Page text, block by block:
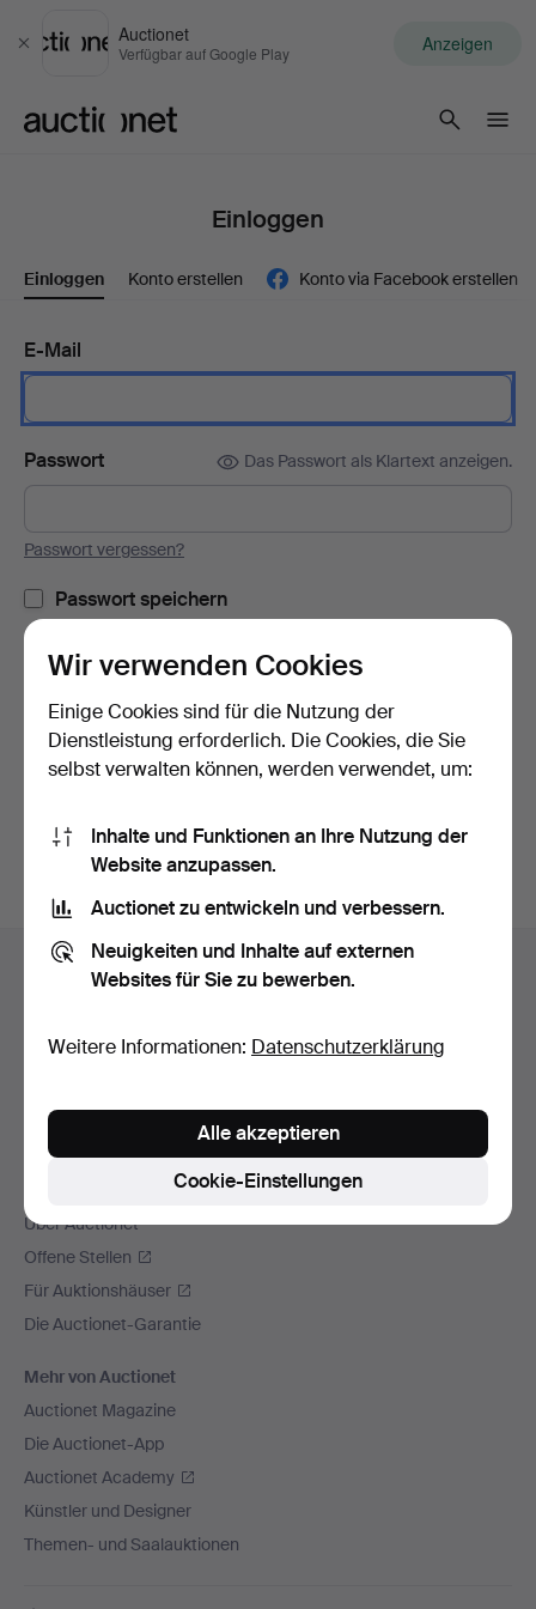
Schließen
Auctionet
Verfügbar auf Google Play Anzeigen
Einloggen
Einloggen Konto erstellen Konto via Facebook erstellen
E-Mail
Passwort Das Passwort als Klartext anzeigen.
Passwort vergessen?
Passwort speichern
Einloggen
oder hier via Facebook einloggen
Fußzeilen-
Navigation
Hilfe und Kontakt
Alle Auktionshäuser
Über Auctionet
Offene Stellen
Für Auktionshäuser
Die Auctionet-Garantie
Mehr von Auctionet
Auctionet Magazine
Die Auctionet-App
Auctionet Academy
Künstler und Designer
Themen- und Saalauktionen
Wir verwenden Cookies
Einige Cookies sind für die Nutzung der
Dienstleistung erforderlich. Die Cookies, die Sie
selbst verwalten können, werden verwendet, um:
Inhalte und Funktionen an Ihre Nutzung der
Website anzupassen.
Auctionet zu entwickeln und verbessern.
Neuigkeiten und Inhalte auf externen
Websites für Sie zu bewerben.
Weitere Informationen: Datenschutzerklärung
Cookie-Einstellungen
Alle akzeptieren